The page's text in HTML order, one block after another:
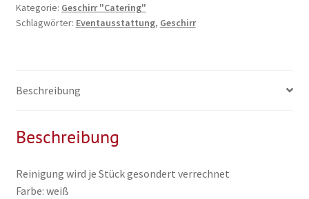
Menge
Kategorie: Geschirr "Catering"
Schlagwörter: Eventausstattung, Geschirr
Beschreibung
Beschreibung
Reinigung wird je Stück gesondert verrechnet
Farbe: weiß